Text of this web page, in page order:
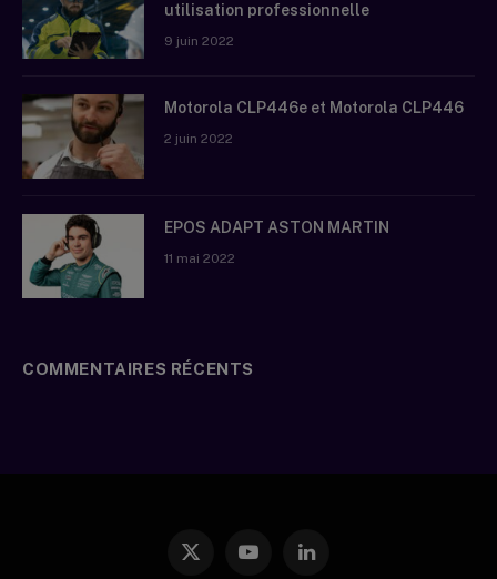
utilisation professionnelle
9 juin 2022
Motorola CLP446e et Motorola CLP446
2 juin 2022
EPOS ADAPT ASTON MARTIN
11 mai 2022
COMMENTAIRES RÉCENTS
X
YouTubeLinkedIn